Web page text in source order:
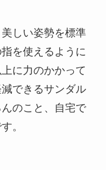
しい姿勢を標準
を使えるように
に力のかかって
できるサンダル
のこと、自宅で
。